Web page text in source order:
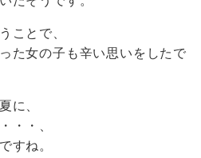
ことで、
た女の子も辛い思いをしたで
に、
・・、
すね。